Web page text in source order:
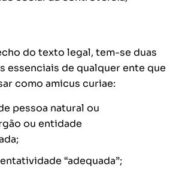
do texto legal, tem-se duas
essenciais de qualquer ente que
como amicus curiae:
pessoa natural ou
ou entidade
“adequada”;